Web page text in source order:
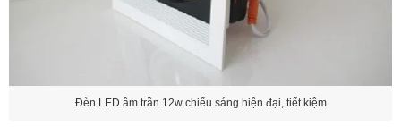
Đèn LED âm trần 12w chiếu sáng hiện đại, tiết kiệm